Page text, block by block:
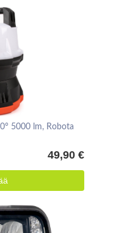
5000 lm, Robota
49,90 €